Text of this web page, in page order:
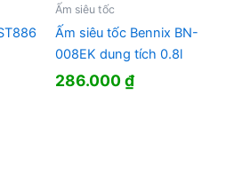
Ấm siêu tốc
Ấm siêu tốc Bennix BN-
008EK dung tích 0.8l
286.000₫